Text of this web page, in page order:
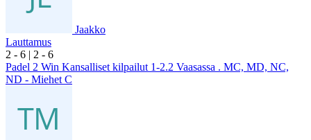
Jaakko
Lauttamus
2 - 6 | 2 - 6
Padel 2 Win Kansalliset kilpailut 1-2.2 Vaasassa . MC, MD, NC,
ND - Miehet C